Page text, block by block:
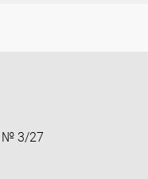
№ 3/27